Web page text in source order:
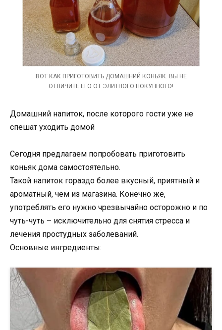
ВОТ КАК ПРИГОТОВИТЬ ДОМАШНИЙ КОНЬЯК. ВЫ НЕ
ОТЛИЧИТЕ ЕГО ОТ ЭЛИТНОГО ПОКУПНОГО!
Домашний напиток, после которого гости уже не
спешат уходить домой
Сегодня предлагаем попробовать приготовить
коньяк дома самостоятельно.
Такой напиток гораздо более вкусный, приятный и
ароматный, чем из магазина. Конечно же,
употреблять его нужно чрезвычайно осторожно и по
чуть-чуть – исключительно для снятия стресса и
лечения простудных заболеваний.
Основные ингредиенты: